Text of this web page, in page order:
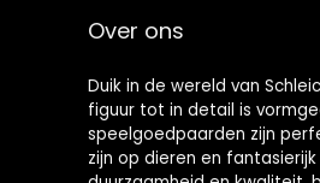
Over ons
Duik in de wereld van
figuur tot in detail is
speelgoedpaarden zijn
zijn op dieren en